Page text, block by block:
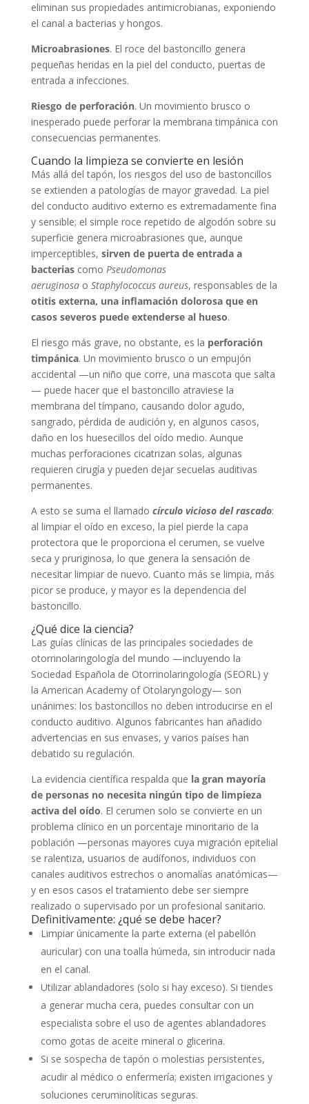
eliminan sus propiedades antimicrobianas, exponiendo
el canal a bacterias y hongos.
Microabrasiones. El roce del bastoncillo genera
pequeñas heridas en la piel del conducto, puertas de
entrada a infecciones.
Riesgo de perforación. Un movimiento brusco o
inesperado puede perforar la membrana timpánica con
consecuencias permanentes.
Cuando la limpieza se convierte en lesión
Más allá del tapón, los riesgos del uso de bastoncillos
se extienden a patologías de mayor gravedad. La piel
del conducto auditivo externo es extremadamente fina
y sensible; el simple roce repetido de algodón sobre su
superficie genera microabrasiones que, aunque
imperceptibles, sirven de puerta de entrada a
bacteriascomo Pseudomonas
aeruginosao Staphylococcus aureus, responsables de la
otitis externa, una inflamación dolorosa que en
casos severos puede extenderse al hueso.
El riesgo más grave, no obstante, es la perforación
timpánica. Un movimiento brusco o un empujón
accidental —un niño que corre, una mascota que salta
— puede hacer que el bastoncillo atraviese la
membrana del tímpano, causando dolor agudo,
sangrado, pérdida de audición y, en algunos casos,
daño en los huesecillos del oído medio. Aunque
muchas perforaciones cicatrizan solas, algunas
requieren cirugía y pueden dejar secuelas auditivas
permanentes.
A esto se suma el llamado círculo vicioso del rascado:
al limpiar el oído en exceso, la piel pierde la capa
protectora que le proporciona el cerumen, se vuelve
seca y pruriginosa, lo que genera la sensación de
necesitar limpiar de nuevo. Cuanto más se limpia, más
picor se produce, y mayor es la dependencia del
bastoncillo.
¿Qué dice la ciencia?
Las guías clínicas de las principales sociedades de
otorrinolaringología del mundo —incluyendo la
Sociedad Española de Otorrinolaringología (SEORL) y
la American Academy of Otolaryngology— son
unánimes: los bastoncillos no deben introducirse en el
conducto auditivo. Algunos fabricantes han añadido
advertencias en sus envases, y varios países han
debatido su regulación.
La evidencia científica respalda que la gran mayoría
de personas no necesita ningún tipo de limpieza
activa del oído. El cerumen solo se convierte en un
problema clínico en un porcentaje minoritario de la
población —personas mayores cuya migración epitelial
se ralentiza, usuarios de audífonos, individuos con
canales auditivos estrechos o anomalías anatómicas—
y en esos casos el tratamiento debe ser siempre
realizado o supervisado por un profesional sanitario.
Definitivamente: ¿qué se debe hacer?
Limpiar únicamente la parte externa (el pabellón
auricular) con una toalla húmeda, sin introducir nada
en el canal.
Utilizar ablandadores (solo si hay exceso). Si tiendes
a generar mucha cera, puedes consultar con un
especialista sobre el uso de agentes ablandadores
como gotas de aceite mineral o glicerina.
Si se sospecha de tapón o molestias persistentes,
acudir al médico o enfermería; existen irrigaciones y
soluciones ceruminolíticas seguras.